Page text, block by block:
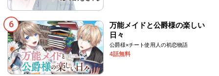
6
万能メイドと公爵様の楽しい
日々
公爵様×チート使用人の初恋物語
4話無料